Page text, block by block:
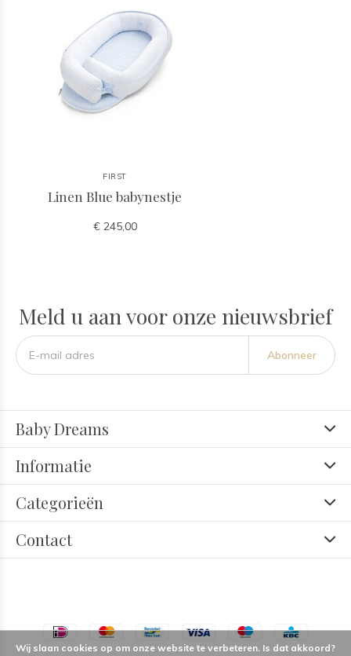
FIRST
Linen Blue babynestje
€ 245,00
Meld u aan voor onze nieuwsbrief
Abonneer
Baby Dreams
Informatie
Categorieën
Contact
Wij slaan cookies op om onze website te verbeteren. Is dat akkoord?